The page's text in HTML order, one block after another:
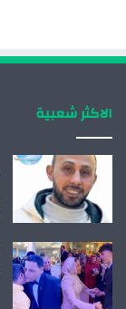
الاكثر شعبية